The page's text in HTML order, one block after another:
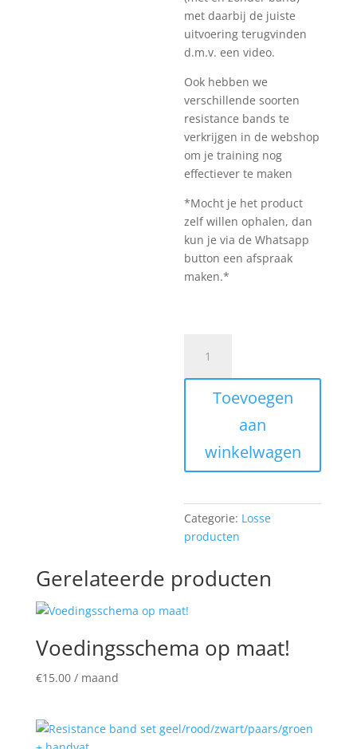
met daarbij de juiste
uitvoering terugvinden
d.m.v. een video.
Ook hebben we
verschillende soorten
resistance bands te
verkrijgen in de webshop
om je training nog
effectiever te maken
*Mocht je het product
zelf willen ophalen, dan
kun je via de Whatsapp
button een afspraak
maken.*
band
rood
aantalToevoegen
aan
winkelwagen
Categorie: Losse
producten
Gerelateerde producten
Voedingsschema op maat!
€15.00 / maand